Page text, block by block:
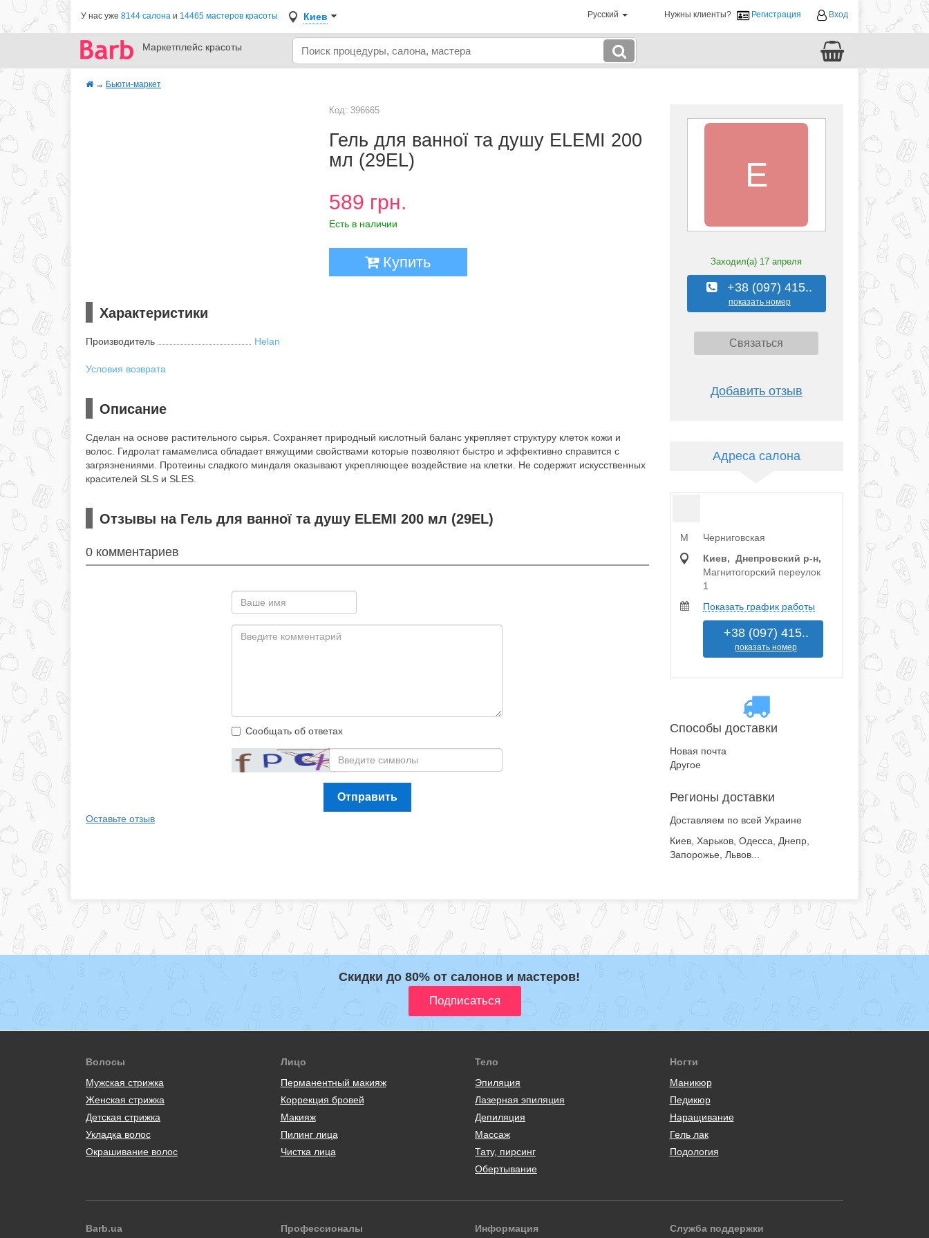
У нас уже 8144 салона и 14465 мастеров красоты Киев Русский Нужны клиенты? Регистрация Вход
Маркетплейс красоты
→ Бьюти-маркет
Код: 396665
Гель для ванної та душу ELEMI 200
мл (29EL)
589 грн.
Есть в наличии
Купить
Характеристики
Производитель Helan
Условия возврата
Описание
Сделан на основе растительного сырья. Сохраняет природный кислотный баланс укрепляет структуру клеток кожи и
волос. Гидролат гамамелиса обладает вяжущими свойствами которые позволяют быстро и эффективно справится с
загрязнениями. Протеины сладкого миндаля оказывают укрепляющее воздействие на клетки. Не содержит искусственных
красителей SLS и SLES.
Отзывы на Гель для ванної та душу ELEMI 200 мл (29EL)
0 комментариев
Сообщать об ответах
Отправить
Оставьте отзыв
E
Заходил(а) 17 апреля
+38 (097) 415..
показать номер
Связаться
Добавить отзыв
Адреса салона
M
Черниговская
Киев, Днепровский р‑н,
Магнитогорский переулок
1
Показать график работы
+38 (097) 415..
показать номер
Способы доставки
Новая почта
Другое
Регионы доставки
Доставляем по всей Украине
Киев, Харьков, Одесса, Днепр,
Запорожье, Львов...
Скидки до 80% от салонов и мастеров!
Волосы
Мужская стрижка
Женская стрижка
Детская стрижка
Укладка волос
Окрашивание волос
Лицо
Перманентный макияж
Коррекция бровей
Макияж
Пилинг лица
Чистка лица
Тело
Эпиляция
Лазерная эпиляция
Депиляция
Массаж
Тату, пирсинг
Обертывание
Ногти
Маникюр
Педикюр
Наращивание
Гель лак
Подология
Barb.ua Профессионалы Информация Служба поддержки